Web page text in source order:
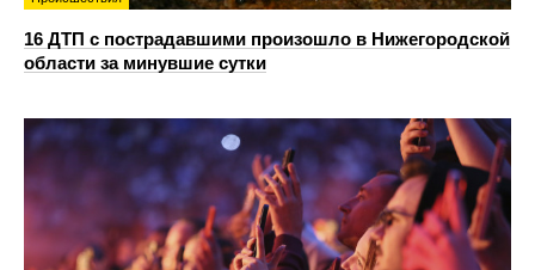
16 ДТП с пострадавшими произошло в Нижегородской
области за минувшие сутки